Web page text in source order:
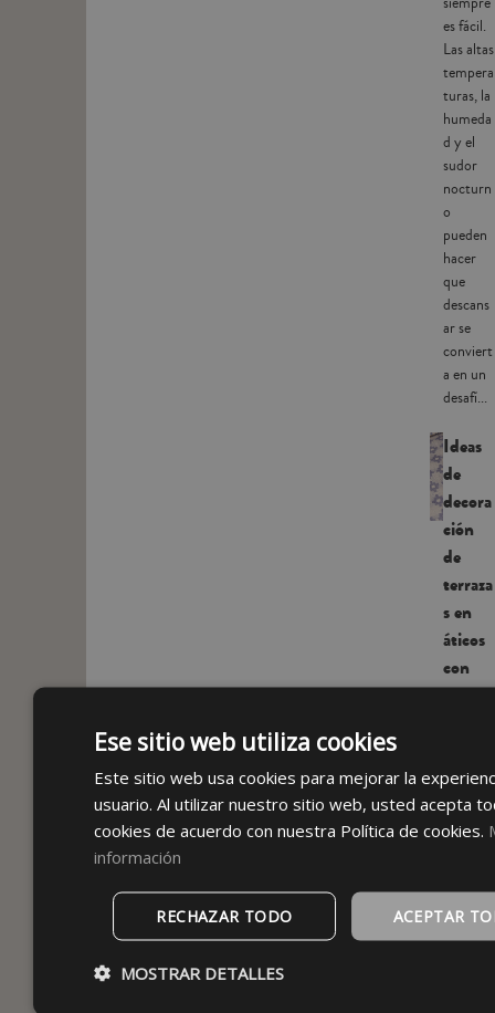
es fácil.
Las altas
tempera
turas, la
humeda
d y el
sudor
nocturn
o
pueden
hacer
que
descans
ar se
conviert
a en un
desafí...
Ideas
de
decora
ción
de
terraza
s en
áticos
con
encant
terrazas
áticos
tienen
especial.
Ya sea
Ese sitio web utiliza cookies
Este sitio web usa cookies para mejorar la
usuario. Al utilizar nuestro sitio web, usted acepta
cookies de acuerdo con nuestra Política de cookies.
información
ACEPTAR
RECHAZAR TODO
MOSTRAR DETALLES